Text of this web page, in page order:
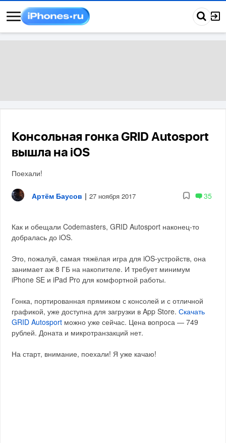
Консольная гонка GRID Autosport
вышла на iOS
Поехали!
Артём Баусов | 27 ноября 2017 35
Как и обещали Codemasters, GRID Autosport наконец-то
добралась до iOS.
Это, пожалуй, самая тяжёлая игра для iOS-устройств, она
занимает аж 8 ГБ на накопителе. И требует минимум
iPhone SE и iPad Pro для комфортной работы.
Гонка, портированная прямиком с консолей и с отличной
графикой, уже доступна для загрузки в App Store.Скачать
GRID Autosport можно уже сейчас. Цена вопроса — 749
рублей. Доната и микротранзакций нет.
На старт, внимание, поехали! Я уже качаю!